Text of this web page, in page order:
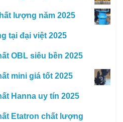
lượng năm 2025
tại đại việt 2025
OBL siêu bền 2025
mini giá tốt 2025
Hanna uy tín 2025
Etatron chất lượng